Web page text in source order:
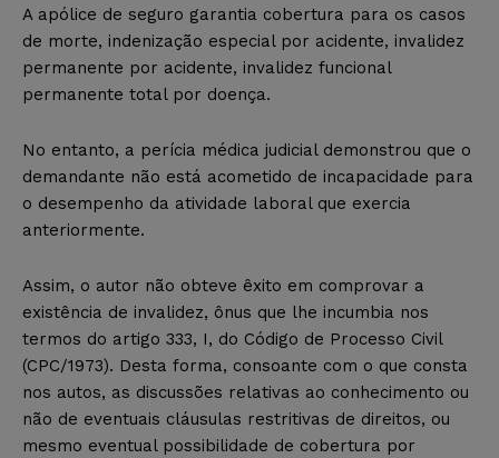
A apólice de seguro garantia cobertura para os casos
de morte, indenização especial por acidente, invalidez
permanente por acidente, invalidez funcional
permanente total por doença.
No entanto, a perícia médica judicial demonstrou que o
demandante não está acometido de incapacidade para
o desempenho da atividade laboral que exercia
anteriormente.
Assim, o autor não obteve êxito em comprovar a
existência de invalidez, ônus que lhe incumbia nos
termos do artigo 333, I, do Código de Processo Civil
(CPC/1973). Desta forma, consoante com o que consta
nos autos, as discussões relativas ao conhecimento ou
não de eventuais cláusulas restritivas de direitos, ou
mesmo eventual possibilidade de cobertura por